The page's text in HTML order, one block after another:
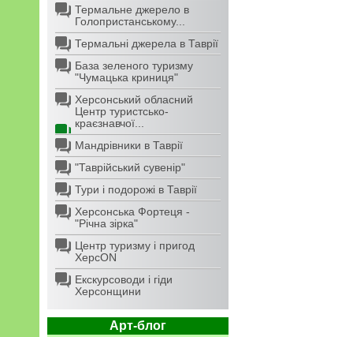
Термальне джерело в
Голопристанському...
Термальні джерела в Таврії
База зеленого туризму
"Чумацька криниця"
Херсонський обласний
Центр туристсько-
краєзнавчої...
Мандрівники в Таврії
"Таврійський сувенір"
Тури і подорожі в Таврії
Херсонська Фортеця -
"Річна зірка"
Центр туризму і пригод
ХерсON
Екскурсоводи і гіди
Херсонщини
Арт-блог